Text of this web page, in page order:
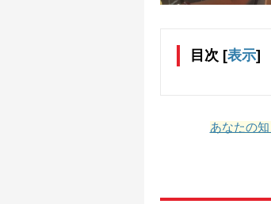
目次 [表示]
あなたの